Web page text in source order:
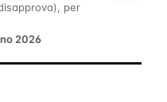
per
2026